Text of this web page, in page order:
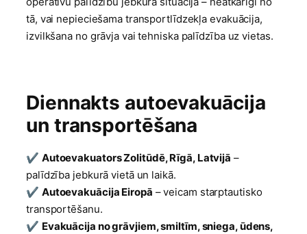
tā, vai nepieciešama transportlīdzekļa evakuācija,
izvilkšana no grāvja vai tehniska palīdzība uz vietas.
Diennakts autoevakuācija
un transportēšana
✔ Autoevakuators Zolitūdē, Rīgā, Latvijā –
palīdzība jebkurā vietā un laikā.
✔ Autoevakuācija Eiropā – veicam starptautisko
transportēšanu.
✔ Evakuācija no grāvjiem, smiltīm, sniega, ūdens,